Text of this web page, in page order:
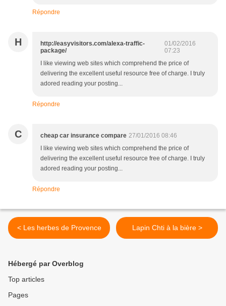
Répondre
H
http://easyvisitors.com/alexa-traffic-
package/
01/02/2016
07:23
I like viewing web sites which comprehend the price of
delivering the excellent useful resource free of charge. I truly
adored reading your posting...
Répondre
C cheap car insurance compare 27/01/2016 08:46
I like viewing web sites which comprehend the price of
delivering the excellent useful resource free of charge. I truly
adored reading your posting...
Répondre
< Les herbes de Provence Lapin Chti à la bière >
Hébergé par Overblog
Top articles
Pages